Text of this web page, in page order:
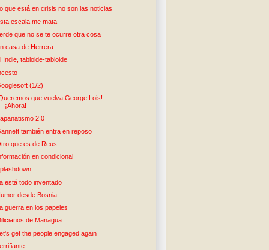
Lo que está en crisis no son las noticias
escala me mata
que no se te ocurre otra cosa
casa de Herrera...
Indie, tabloide-tabloide
(1/2)
que vuelva George Lois!
¡Ahora!
2.0
también entra en reposo
que es de Reus
en condicional
está todo inventado
desde Bosnia
guerra en los papeles
de Managua
get the people engaged again